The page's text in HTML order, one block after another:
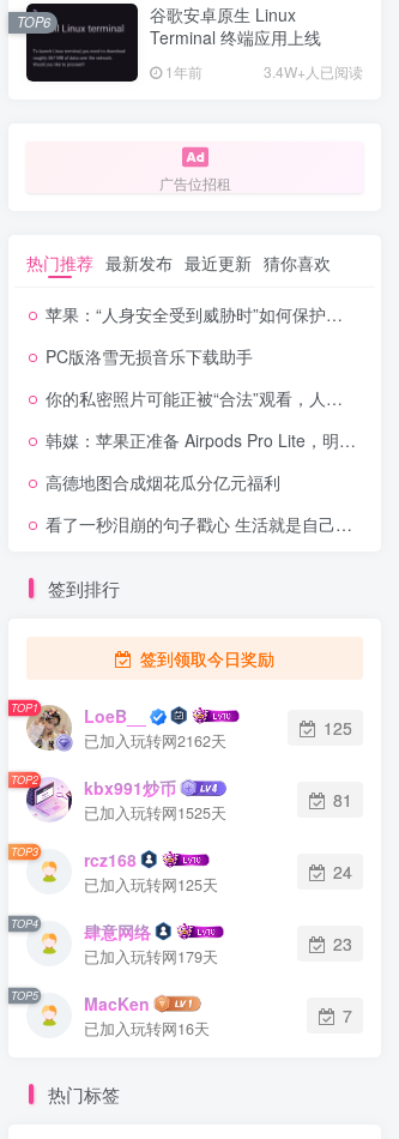
谷歌安卓原生 Linux
Terminal 终端应用上线
1年前 3.4W+人已阅读
TOP6
广告位招租
热门推荐 最新发布 最近更新 猜你喜欢
苹果：“人身安全受到威胁时”如何保护设备和数据？
PC版洛雪无损音乐下载助手
你的私密照片可能正被“合法”观看，人脸识别时一定要穿衣服
韩媒：苹果正准备 Airpods Pro Lite，明年上半年推出
高德地图合成烟花瓜分亿元福利
看了一秒泪崩的句子戳心 生活就是自己哄自己
签到排行
签到领取今日奖励
TOP1 LoeB__
已加入玩转网2162天
125
TOP2 kbx991炒币
已加入玩转网1525天
81
TOP3 rcz168
已加入玩转网125天
24
TOP4 肆意网络
已加入玩转网179天
23
TOP5 MacKen
已加入玩转网16天
7
热门标签